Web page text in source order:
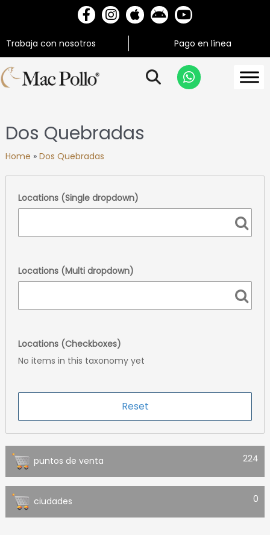
Trabaja con nosotros Pago en línea
Dos Quebradas
Home » Dos Quebradas
Locations (Single dropdown)
Locations (Multi dropdown)
Locations (Checkboxes)
No items in this taxonomy yet
puntos de venta 224
ciudades 0